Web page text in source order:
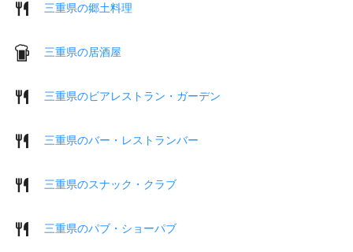
三重県の郷土料理
三重県の居酒屋
三重県のビアレストラン・ガーデン
三重県のバー・レストランバー
三重県のスナック・クラブ
三重県のパブ・ショーパブ